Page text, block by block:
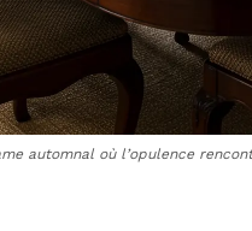
automnal où l’opulence